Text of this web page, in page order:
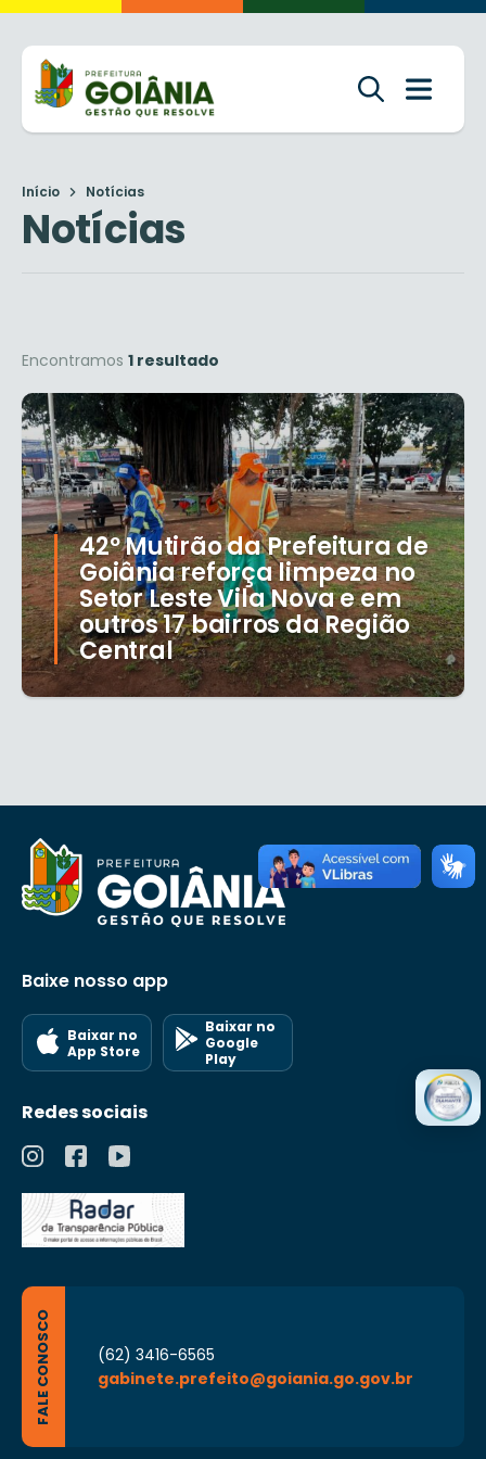
Início Notícias
Notícias
Encontramos 1 resultado
42º Mutirão da Prefeitura de
Goiânia reforça limpeza no
Setor Leste Vila Nova e em
outros 17 bairros da Região
Central
Baixe nosso app
Baixar no
App Store
Baixar no
Google
Play
Redes sociais
FALE CONOSCO
(62) 3416-6565
gabinete.prefeito@goiania.go.gov.br